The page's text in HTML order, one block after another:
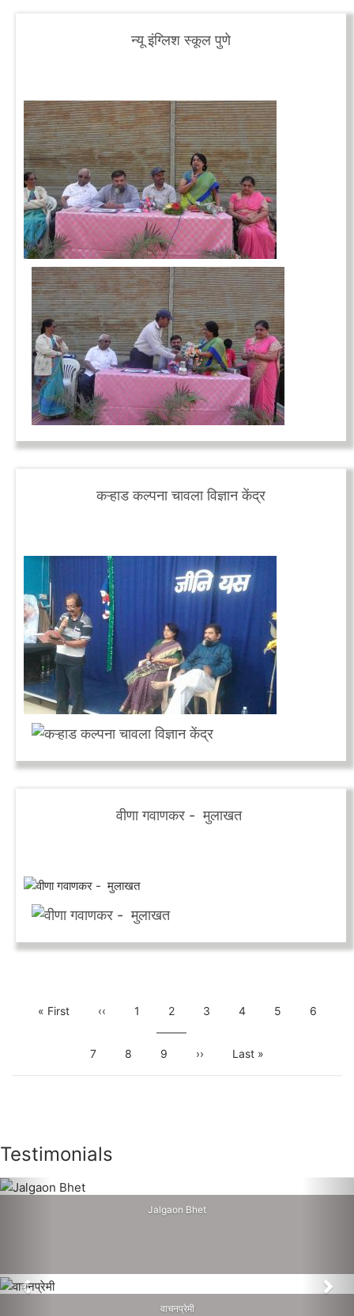
न्यू इंग्लिश स्कूल पुणे
कऱ्हाड कल्पना चावला विज्ञान केंद्र
वीणा गवाणकर - मुलाखत
First
« First
Previous
‹‹ Page
1
Current
2 Page
3 Page
4 Page
5 Page
6
Page
7 Page
8 Page
9
Next
››
Last
Last »
Testimonials
Jalgaon Bhet
वाचनप्रेमी